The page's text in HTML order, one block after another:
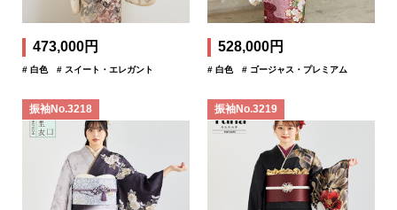
473,000円
# 白色 # スイート・エレガント
528,000円
# 白色 # ゴージャス・プレミアム
振袖No.3218 振袖No.3219